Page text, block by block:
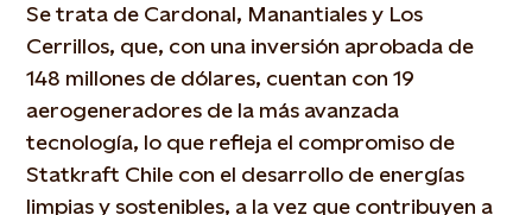
Se trata de Cardonal, Manantiales y Los
Cerrillos, que, con una inversión aprobada de
148 millones de dólares, cuentan con 19
aerogeneradores de la más avanzada
tecnología, lo que refleja el compromiso de
Statkraft Chile con el desarrollo de energías
limpias y sostenibles, a la vez que contribuyen a